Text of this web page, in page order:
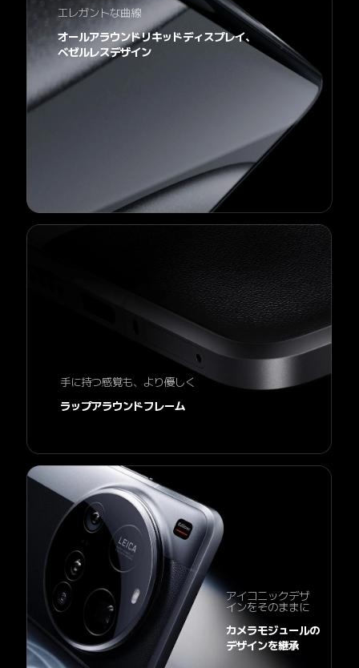
エレガントな曲線
オールアラウンドリキッドディスプレイ、
ベゼルレスデザイン
手に持つ感覚も、より優しく
ラップアラウンドフレーム
アイコニックデザ
インをそのままに
カメラモジュールの
デザインを継承